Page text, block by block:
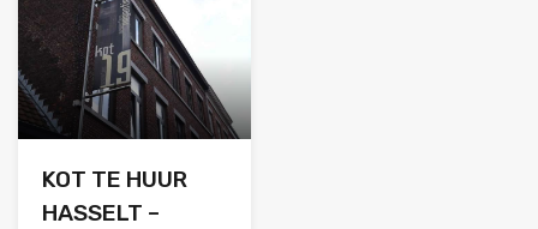
KOT TE HUUR
HASSELT –